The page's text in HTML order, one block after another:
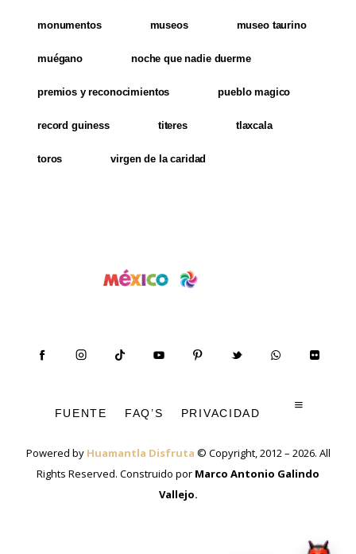
monumentos museos museo taurino
muégano noche que nadie duerme
premios y reconocimientos pueblo magico
record guiness titeres tlaxcala
toros virgen de la caridad
FUENTE FAQ’S PRIVACIDAD
Powered by Huamantla Disfruta © Copyright, 2012 – 2026. All
Rights Reserved. Construido por Marco Antonio Galindo
Vallejo.